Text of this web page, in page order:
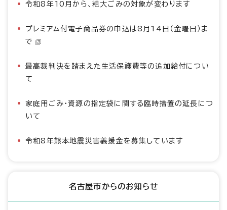
令和8年10月から、粗大ごみの対象が変わります
プレミアム付電子商品券の申込は8月14日（金曜日）ま
で
最高裁判決を踏まえた生活保護費等の追加給付につい
て
家庭用ごみ・資源の指定袋に関する臨時措置の延長につ
いて
令和8年熊本地震災害義援金を募集しています
名古屋市からのお知らせ